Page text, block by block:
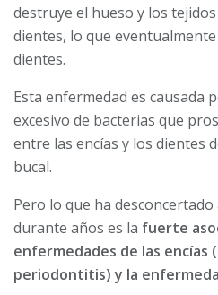
destruye el hueso y los
dientes, lo que
dientes.
Esta enfermedad es causada
excesivo de bacterias que
entre las encías y los dientes
bucal.
Pero lo que ha
durante años es la fuerte
enfermedades de las encías
periodontitis) y la